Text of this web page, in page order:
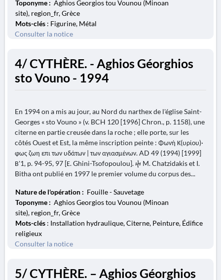
Toponyme : Aghios Georgios tou Vounou (Minoan
site), region_fr, Grèce
Mots-clés : Figurine, Métal
Consulter la notice
4/ CYTHÈRE. - Aghios Géorghios
sto Vouno - 1994
En 1994 on a mis au jour, au Nord du narthex de l'église Saint-
Georges « sto Vouno » (v. BCH 120 [1996] Chron., p. 1158), une
citerne en partie creusée dans la roche ; elle porte, sur les
côtés Ouest et Est, la même inscription peinte : Φωνή Κ(υρίου)·
φως ζωη επι των υδάτων | των αγιασμένων. AD 49 (1994) [1999]
Β'1, p. 94-95, 97 [Ε. Ghini-Tsofopoulou]. ⴕ M. Chatzidakis et I.
Bitha ont publié en 1997 le premier volume du corpus des...
Nature de l'opération : Fouille - Sauvetage
Toponyme : Aghios Georgios tou Vounou (Minoan
site), region_fr, Grèce
Mots-clés : Installation hydraulique, Citerne, Peinture, Édifice
religieux
Consulter la notice
5/ CYTHÈRE. – Aghios Géorghios